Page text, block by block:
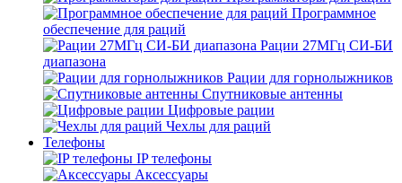
Программное
обеспечение для раций
Рации 27МГц СИ-БИ
диапазона
Рации для горнолыжников
Спутниковые антенны
Цифровые рации
Чехлы для раций
Телефоны
IP телефоны
Аксессуары